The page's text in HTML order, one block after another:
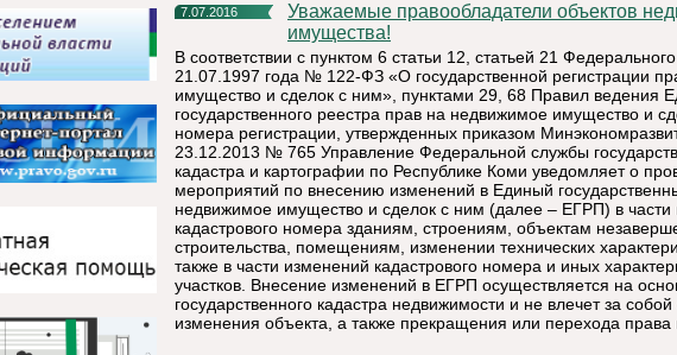
7.07.2016
Уважаемые правообладатели объектов недвижимого
имущества!
В соответствии с пунктом 6 статьи 12, статьей 21
21.07.1997 года № 122-ФЗ «О государственной регистрации
имущество и сделок с ним», пунктами 29, 68 Правил ведения
государственного реестра прав на недвижимое имущество и
номера регистрации, утвержденных приказом
23.12.2013 № 765 Управление Федеральной службы
кадастра и картографии по Республике Коми уведомляет о
мероприятий по внесению изменений в Единый
недвижимое имущество и сделок с ним (далее – ЕГРП) в части
кадастрового номера зданиям, строениям, объектам
строительства, помещениям, изменении технических
также в части изменений кадастрового номера и иных
участков. Внесение изменений в ЕГРП осуществляется на
государственного кадастра недвижимости и не влечет за
изменения объекта, а также прекращения или перехода права